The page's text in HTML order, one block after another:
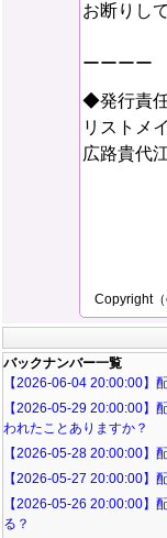
お断りし
ーーーー
◆発行責任
リストメ
広路貴代
Copyright
バックナンバー一覧
【2026-06-04 20:00:00】
【2026-05-29 20:00:00】
われたことありますか？
【2026-05-28 20:00:00
【2026-05-27 20:00:00】
【2026-05-26 20:00:00】
る？